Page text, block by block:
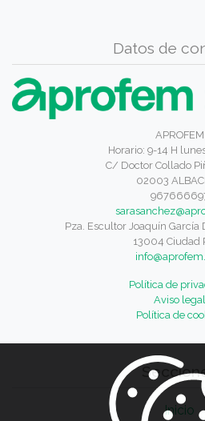
Datos de
APROFEM
Horario: 9-14 H
C/ Doctor Collado
02003
Pza. Escultor Joaquín García
13004 Ciudad
Política de
Aviso legal
Política de
Inicio